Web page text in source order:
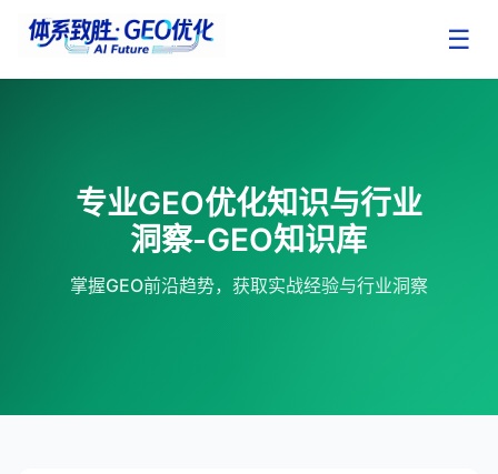
☰
专业GEO优化知识与行业
洞察-GEO知识库
掌握GEO前沿趋势，获取实战经验与行业洞察